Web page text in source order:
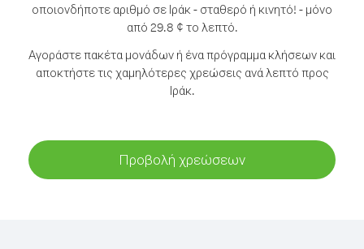
οποιονδήποτε αριθμό σε Ιράκ - σταθερό ή κινητό! - μόνο
από 29.8 ¢ το λεπτό.
Αγοράστε πακέτα μονάδων ή ένα πρόγραμμα κλήσεων και
αποκτήστε τις χαμηλότερες χρεώσεις ανά λεπτό προς
Ιράκ.
Προβολή χρεώσεων